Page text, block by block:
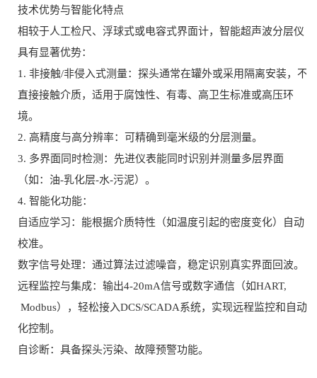
技术优势与智能化特点
相较于人工检尺、浮球式或电容式界面计，智能超声波分层仪
具有显著优势：
1. 非接触/非侵入式测量：探头通常在罐外或采用隔离安装，不
直接接触介质，适用于腐蚀性、有毒、高卫生标准或高压环
境。
2. 高精度与高分辨率：可精确到毫米级的分层测量。
3. 多界面同时检测：先进仪表能同时识别并测量多层界面
（如：油-乳化层-水-污泥）。
4. 智能化功能：
自适应学习：能根据介质特性（如温度引起的密度变化）自动
校准。
数字信号处理：通过算法过滤噪音，稳定识别真实界面回波。
远程监控与集成：输出4-20mA信号或数字通信（如HART,
Modbus），轻松接入DCS/SCADA系统，实现远程监控和自动
化控制。
自诊断：具备探头污染、故障预警功能。